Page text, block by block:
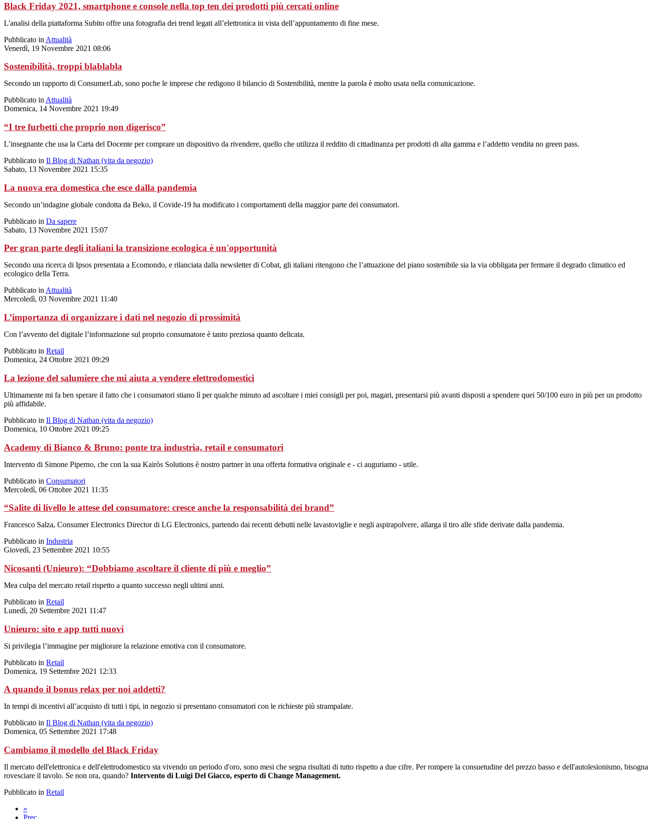
Black Friday 2021, smartphone e console nella top ten dei prodotti più cercati online
L'analisi della piattaforma Subito offre una fotografia dei trend legati all’elettronica in vista dell’appuntamento di fine mese.
Pubblicato in Attualità
Venerdì, 19 Novembre 2021 08:06
Sostenibilità, troppi blablabla
Secondo un rapporto di ConsumerLab, sono poche le imprese che redigono il bilancio di Sostenibilità, mentre la parola è molto usata nella comunicazione.
Pubblicato in Attualità
Domenica, 14 Novembre 2021 19:49
“I tre furbetti che proprio non digerisco”
L’insegnante che usa la Carta del Docente per comprare un dispositivo da rivendere, quello che utilizza il reddito di cittadinanza per prodotti di alta gamma e l’addetto vendita no green pass.
Pubblicato in Il Blog di Nathan (vita da negozio)
Sabato, 13 Novembre 2021 15:35
La nuova era domestica che esce dalla pandemia
Secondo un’indagine globale condotta da Beko, il Covide-19 ha modificato i comportamenti della maggior parte dei consumatori.
Pubblicato in Da sapere
Sabato, 13 Novembre 2021 15:07
Per gran parte degli italiani la transizione ecologica è un'opportunità
Secondo una ricerca di Ipsos presentata a Ecomondo, e rilanciata dalla newsletter di Cobat, gli italiani ritengono che l’attuazione del piano sostenibile sia la via obbligata per fermare il degrado climatico ed
ecologico della Terra.
Pubblicato in Attualità
Mercoledì, 03 Novembre 2021 11:40
L’importanza di organizzare i dati nel negozio di prossimità
Con l’avvento del digitale l’informazione sul proprio consumatore è tanto preziosa quanto delicata.
Pubblicato in Retail
Domenica, 24 Ottobre 2021 09:29
La lezione del salumiere che mi aiuta a vendere elettrodomestici
Ultimamente mi fa ben sperare il fatto che i consumatori stiano lì per qualche minuto ad ascoltare i miei consigli per poi, magari, presentarsi più avanti disposti a spendere quei 50/100 euro in più per un prodotto
più affidabile.
Pubblicato in Il Blog di Nathan (vita da negozio)
Domenica, 10 Ottobre 2021 09:25
Academy di Bianco & Bruno: ponte tra industria, retail e consumatori
Intervento di Simone Piperno, che con la sua Kairòs Solutions è nostro partner in una offerta formativa originale e - ci auguriamo - utile.
Pubblicato in Consumatori
Mercoledì, 06 Ottobre 2021 11:35
“Salite di livello le attese del consumatore: cresce anche la responsabilità dei brand”
Francesco Salza, Consumer Electronics Director di LG Electronics, partendo dai recenti debutti nelle lavastoviglie e negli aspirapolvere, allarga il tiro alle sfide derivate dalla pandemia.
Pubblicato in Industria
Giovedì, 23 Settembre 2021 10:55
Nicosanti (Unieuro): “Dobbiamo ascoltare il cliente di più e meglio”
Mea culpa del mercato retail rispetto a quanto successo negli ultimi anni.
Pubblicato in Retail
Lunedì, 20 Settembre 2021 11:47
Unieuro: sito e app tutti nuovi
Si privilegia l’immagine per migliorare la relazione emotiva con il consumatore.
Pubblicato in Retail
Domenica, 19 Settembre 2021 12:33
A quando il bonus relax per noi addetti?
In tempi di incentivi all’acquisto di tutti i tipi, in negozio si presentano consumatori con le richieste più strampalate.
Pubblicato in Il Blog di Nathan (vita da negozio)
Domenica, 05 Settembre 2021 17:48
Cambiamo il modello del Black Friday
Il mercato dell'elettronica e dell'elettrodomestico sta vivendo un periodo d'oro, sono mesi che segna risultati di tutto rispetto a due cifre. Per rompere la consuetudine del prezzo basso e dell'autolesionismo, bisogna
rovesciare il tavolo. Se non ora, quando? Intervento di Luigi Del Giacco, esperto di Change Management.
Pubblicato in Retail
«